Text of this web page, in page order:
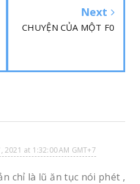
Next
CHUYỆN CỦA MỘT F0
2021 at 1:32:00 AM GMT+7
chỉ là lũ ăn tục nói phét ,